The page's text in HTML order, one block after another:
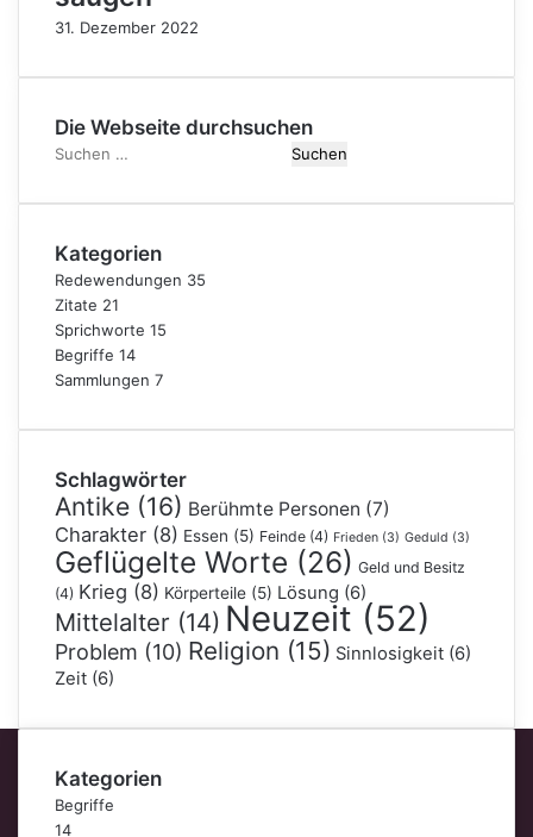
31. Dezember 2022
Die Webseite durchsuchen
Suchen
Kategorien
Redewendungen 35
Zitate 21
Sprichworte 15
Begriffe 14
Sammlungen 7
Schlagwörter
Antike (16) Berühmte Personen (7)
Charakter (8) Essen (5) Feinde (4) Frieden (3) Geduld (3)
Geflügelte Worte (26) Geld und Besitz
(4) Krieg (8) Körperteile (5) Lösung (6)
Mittelalter (14) Neuzeit (52)
Problem (10) Religion (15) Sinnlosigkeit (6)
Zeit (6)
Kategorien
Begriffe
14